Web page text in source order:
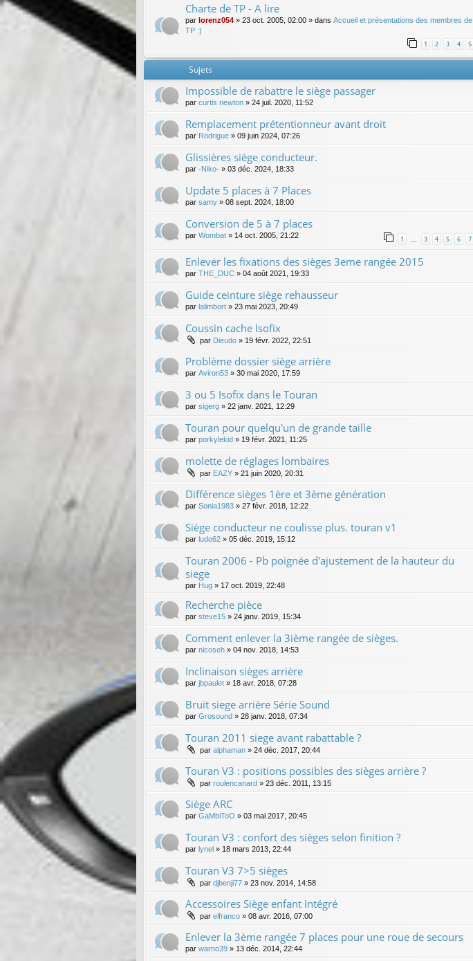
Charte de TP - A lire
par lorenz054 » 23 oct. 2005, 02:00 » dans Accueil et présentations des membres de
TP :)
1 2 3 4 5
Sujets
Impossible de rabattre le siège passager
par curtis newton » 24 juil. 2020, 11:52
Remplacement prétentionneur avant droit
par Rodrigue » 09 juin 2024, 07:26
Glissières siège conducteur.
par -Niko- » 03 déc. 2024, 18:33
Update 5 places à 7 Places
par samy » 08 sept. 2024, 18:00
Conversion de 5 à 7 places
par Wombat » 14 oct. 2005, 21:22 1 3 4 5 6 7
Enlever les fixations des sièges 3eme rangée 2015
par THE_DUC » 04 août 2021, 19:33
Guide ceinture siège rehausseur
par lalimbort » 23 mai 2023, 20:49
Coussin cache Isofix
par Dieudo » 19 févr. 2022, 22:51
Problème dossier siège arrière
par Aviron53 » 30 mai 2020, 17:59
3 ou 5 Isofix dans le Touran
par sigerg » 22 janv. 2021, 12:29
Touran pour quelqu'un de grande taille
par porkylekid » 19 févr. 2021, 11:25
molette de réglages lombaires
par EAZY » 21 juin 2020, 20:31
Différence sièges 1ère et 3ème génération
par Sonia1983 » 27 févr. 2018, 12:22
Siège conducteur ne coulisse plus. touran v1
par ludo62 » 05 déc. 2019, 15:12
Touran 2006 - Pb poignée d'ajustement de la hauteur du
siege
par Hug » 17 oct. 2019, 22:48
Recherche pièce
par steve15 » 24 janv. 2019, 15:34
Comment enlever la 3ième rangée de sièges.
par nicoseh » 04 nov. 2018, 14:53
Inclinaison sièges arrière
par jbpaulet » 18 avr. 2018, 07:28
Bruit siege arrière Série Sound
par Grosound » 28 janv. 2018, 07:34
Touran 2011 siege avant rabattable ?
par alphaman » 24 déc. 2017, 20:44
Touran V3 : positions possibles des sièges arrière ?
par roulencanard » 23 déc. 2011, 13:15
Siège ARC
par GaMbiToO » 03 mai 2017, 20:45
Touran V3 : confort des sièges selon finition ?
par lynel » 18 mars 2013, 22:44
Touran V3 7>5 sièges
par djbenji77 » 23 nov. 2014, 14:58
Accessoires Siège enfant Intégré
par elfranco » 08 avr. 2016, 07:00
Enlever la 3ème rangée 7 places pour une roue de secours
par warno39 » 13 déc. 2014, 22:44